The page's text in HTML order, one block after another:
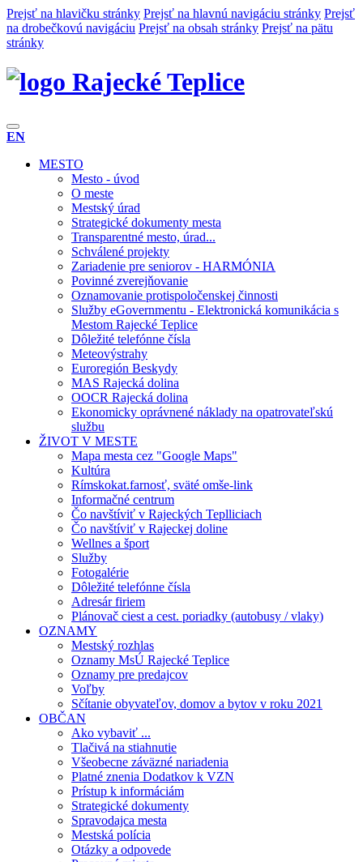
Prejsť na hlavičku stránky Prejsť na hlavnú navigáciu stránky Prejsť
na drobečkovú navigáciu Prejsť na obsah stránky Prejsť na pätu
stránky
Rajecké Teplice
EN
MESTO
Mesto - úvod
O meste
Mestský úrad
Strategické dokumenty mesta
Transparentné mesto, úrad...
Schválené projekty
Zariadenie pre seniorov - HARMÓNIA
Povinné zverejňovanie
Oznamovanie protispoločenskej činnosti
Služby eGovernmentu - Elektronická komunikácia s
Mestom Rajecké Teplice
Dôležité telefónne čísla
Meteovýstrahy
Euroregión Beskydy
MAS Rajecká dolina
OOCR Rajecká dolina
Ekonomicky oprávnené náklady na opatrovateľskú
službu
ŽIVOT V MESTE
Mapa mesta cez "Google Maps"
Kultúra
Rímskokat.farnosť, sväté omše-link
Informačné centrum
Čo navštíviť v Rajeckých Teplliciach
Čo navštíviť v Rajeckej doline
Wellnes a šport
Služby
Fotogalérie
Dôležité telefónne čísla
Adresár firiem
Plánovač ciest a cest. poriadky (autobusy / vlaky)
OZNAMY
Mestský rozhlas
Oznamy MsÚ Rajecké Teplice
Oznamy pre predajcov
Voľby
Sčítanie obyvateľov, domov a bytov v roku 2021
OBČAN
Ako vybaviť ...
Tlačivá na stiahnutie
Všeobecne záväzné nariadenia
Platné znenia Dodatkov k VZN
Prístup k informáciám
Strategické dokumenty
Spravodajca mesta
Mestská polícia
Otázky a odpovede